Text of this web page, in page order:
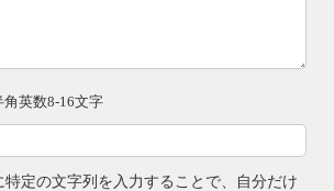
英数8-16文字
定の文字列を入力することで、自分だけ